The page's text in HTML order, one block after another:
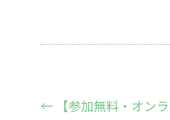
← 【参加無料・オン